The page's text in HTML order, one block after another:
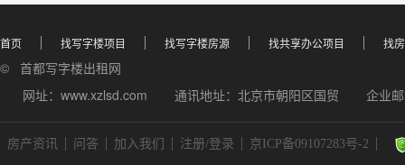
首页 找写字楼项目 找写字楼房源 找共享办公项目 找
© 首都写字楼出租网
网址：www.xzlsd.com
通讯地址：北京市朝阳区国贸 企业
房产资讯 问答 加入我们 注册/登录 京ICP备09107283号-2